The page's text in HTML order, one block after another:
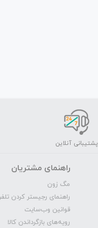
پشتیبانی آنلاین
راهنمای مشتریان
مگ‌ زون
راهنمای رجیستر کردن
قوانین وب‌سایت
رویه‌‌های بازگرداندن کالا